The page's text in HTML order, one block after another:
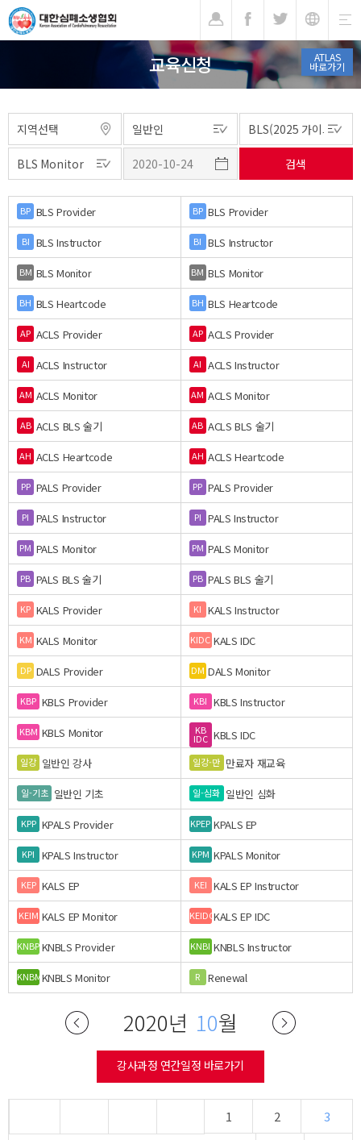
ATLAS
바로가기
교육신청
BP BLS Provider BP BLS Provider
BI BLS Instructor BI BLS Instructor
BM BLS Monitor BM BLS Monitor
BH BLS Heartcode BH BLS Heartcode
AP ACLS Provider AP ACLS Provider
AI ACLS Instructor AI ACLS Instructor
AM ACLS Monitor AM ACLS Monitor
AB ACLS BLS 술기 AB ACLS BLS 술기
AH ACLS Heartcode AH ACLS Heartcode
PP PALS Provider PP PALS Provider
PI PALS Instructor PI PALS Instructor
PM PALS Monitor PM PALS Monitor
PB PALS BLS 술기 PB PALS BLS 술기
KP KALS Provider KI KALS Instructor
KM KALS Monitor KIDC KALS IDC
DP DALS Provider DM DALS Monitor
KBP KBLS Provider KBI KBLS Instructor
KBM KBLS Monitor KB
IDC KBLS IDC
일강 일반인 강사 일강-만 만료자 재교육
일-기초 일반인 기초 일-심화 일반인 심화
KPP KPALS Provider KPEP KPALS EP
KPI KPALS Instructor KPM KPALS Monitor
KEP KALS EP KEI KALS EP Instructor
KEIM KALS EP Monitor KEIDCKALS EP IDC
KNBPKNBLS Provider KNBI KNBLS Instructor
KNBMKNBLS Monitor R Renewal
2020년 10월
강사과정 연간일정 바로가기
1 2
3